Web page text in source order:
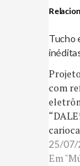
Tucho
com
reúne
25/07/
Em